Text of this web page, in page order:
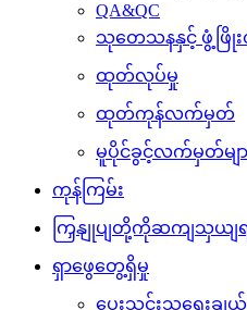
QA&QC
သုတေသနနှင့် ဖွံ့ဖြို
ထုတ်လုပ်မှု
ထုတ်ကုန်လက်မှတ်
မူပိုင်ခွင့်လက်မှတ်မျာ
ကုန်ကြမ်း
ကြှနျုပျတို့ကိုဆကျသှယျရ
ရှာဖွေတွေ့ရှိမှု
ပေးသွင်းသူရွေးချ